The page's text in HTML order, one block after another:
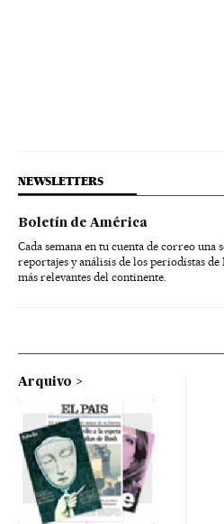
NEWSLETTERS
Boletín de América
Cada semana en tu cuenta de correo una
reportajes y análisis de los periodistas
más relevantes del continente.
Arquivo